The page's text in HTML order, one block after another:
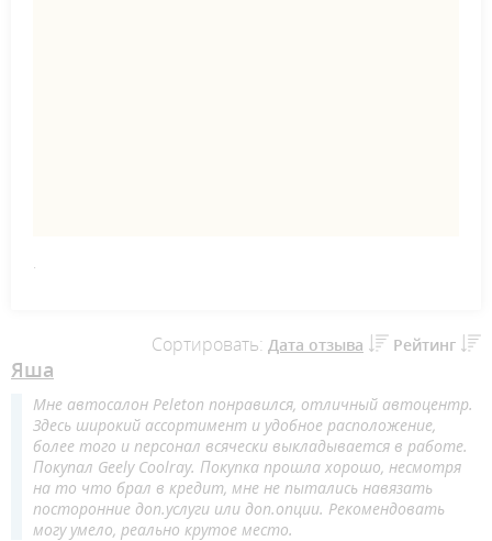
Сортировать: Дата отзыва Рейтинг
Яша
Мне автосалон Peleton понравился, отличный автоцентр.
Здесь широкий ассортимент и удобное расположение,
более того и персонал всячески выкладывается в работе.
Покупал Geely Coolray. Покупка прошла хорошо, несмотря
на то что брал в кредит, мне не пытались навязать
посторонние доп.услуги или доп.опции. Рекомендовать
могу умело, реально крутое место.